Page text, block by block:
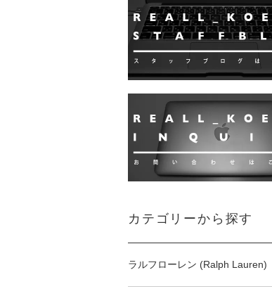
カテゴリーから探す
ラルフローレン (Ralph Lauren)